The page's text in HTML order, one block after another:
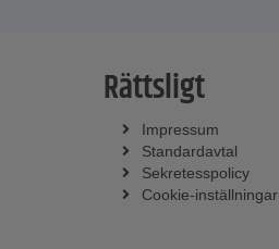
Rättsligt
Impressum
Standardavtal
Sekretesspolicy
Cookie-inställningar